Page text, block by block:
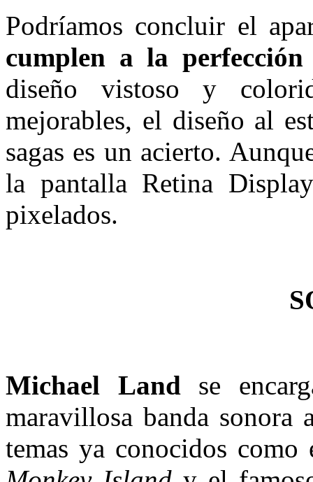
Podríamos concluir el
cumplen a la perfección
diseño vistoso y
mejorables, el diseño al
sagas es un acierto.
la pantalla Retina
pixelados.
Michael Land se
maravillosa banda sonora
temas ya conocidos